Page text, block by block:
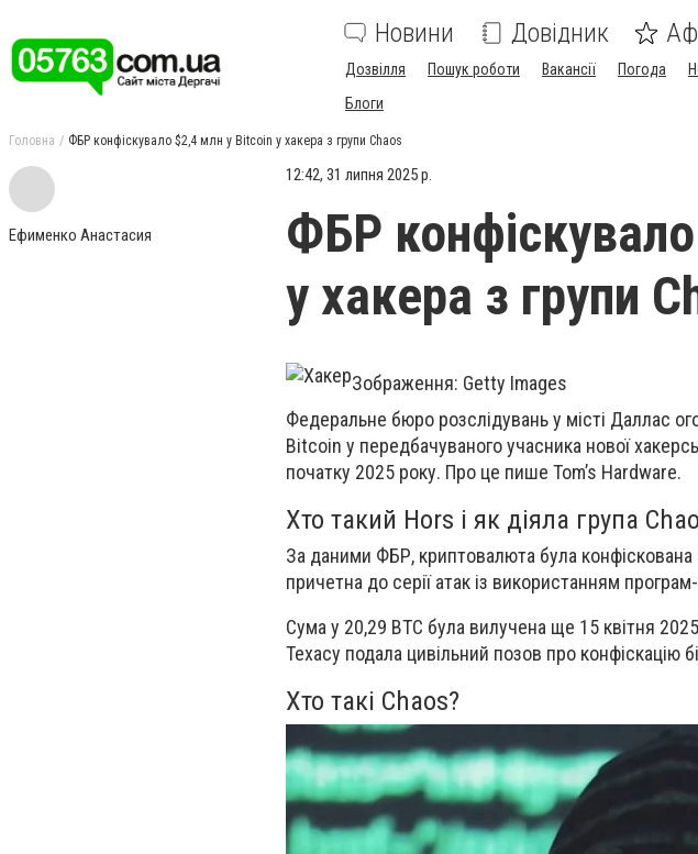
Новини Довідник
Дозвілля Пошук роботи Вакансії Погода
Блоги
Головна ФБР конфіскувало $2,4 млн у Bitcoin у хакера з групи Chaos
Ефименко Анастасия
12:42, 31 липня 2025 р.
ФБР
у хакера з групи
Зображення: Getty Images
Федеральне бюро розслідувань у місті Даллас
Bitcoin у передбачуваного учасника нової
початку 2025 року. Про це пише Tom’s Hardware.
Хто такий Hors і як діяла група
За даними ФБР, криптовалюта була
причетна до серії атак із використанням
Сума у 20,29 BTC була вилучена ще 15 квітня
Техасу подала цивільний позов про конфіскацію
Хто такі Chaos?